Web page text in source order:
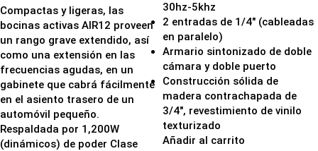
Compactas y ligeras, las
bocinas activas AIR12 proveen
un rango grave extendido, así
como una extensión en las
frecuencias agudas, en un
gabinete que cabrá fácilmente
en el asiento trasero de un
automóvil pequeño.
Respaldada por 1,200W
(dinámicos) de poder Clase
30hz-5khz
2 entradas de 1/4" (cableadas
en paralelo)
Armario sintonizado de doble
cámara y doble puerto
Construcción sólida de
madera contrachapada de
3/4", revestimiento de vinilo
texturizado
Añadir al carrito